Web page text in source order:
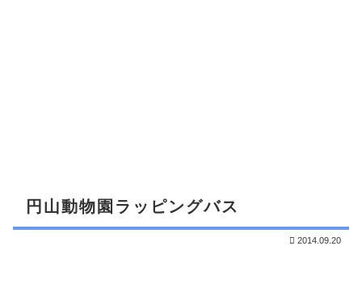
円山動物園ラッピングバス
2014.09.20